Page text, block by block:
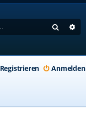
Suche
Anmelden
Registrieren